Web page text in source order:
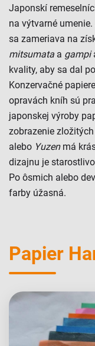
Japonskí
na výtvarné
sa zameriava na
mitsumata a gampi
kvality, aby sa dal
Konzervačné
opravách kníh sú
japonskej výroby
zobrazenie
alebo Yuzenmá
dizajnu je
Po ôsmich alebo
farby úžasná.
Papier